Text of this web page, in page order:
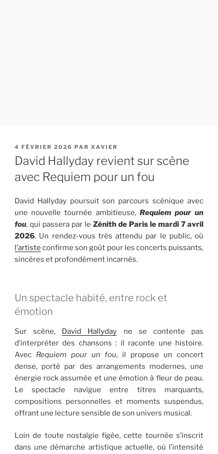
PUBLIÉ
LE
4 FÉVRIER 2026 PAR XAVIER
David Hallyday revient sur scène
avec Requiem pour un fou
David Hallyday poursuit son parcours scénique avec
une nouvelle tournée ambitieuse, Requiem pour un
fou, qui passera par le Zénith de Paris le mardi 7 avril
2026. Un rendez-vous très attendu par le public, où
l’artiste confirme son goût pour les concerts puissants,
sincères et profondément incarnés.
Un spectacle habité, entre rock et
émotion
Sur scène, David Hallyday ne se contente pas
d’interpréter des chansons : il raconte une histoire.
Avec Requiem pour un fou, il propose un concert
dense, porté par des arrangements modernes, une
énergie rock assumée et une émotion à fleur de peau.
Le spectacle navigue entre titres marquants,
compositions personnelles et moments suspendus,
offrant une lecture sensible de son univers musical.
Loin de toute nostalgie figée, cette tournée s’inscrit
dans une démarche artistique actuelle, où l’intensité